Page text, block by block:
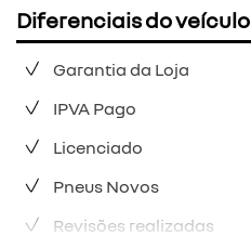
Diferenciais do veículo
Garantia da Loja
IPVA Pago
Licenciado
Pneus Novos
Revisões realizadas